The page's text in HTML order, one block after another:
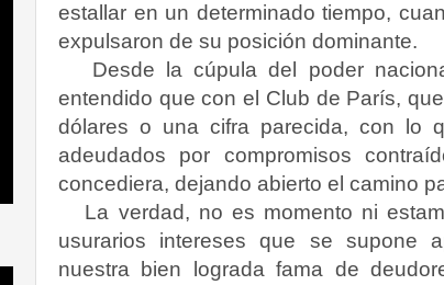
estallar en un determinado tiempo,
expulsaron de su posición dominante.
Desde la cúpula del poder
entendido que con el Club de París,
dólares o una cifra parecida, con lo
adeudados por compromisos
concediera, dejando abierto el camino
La verdad, no es momento ni
usurarios intereses que se supone
nuestra bien lograda fama de